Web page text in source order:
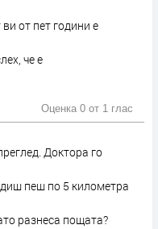
от пет години е
че е
Оценка 0 от 1 глас
Доктора го
пеш по 5 километра
разнеса пощата?